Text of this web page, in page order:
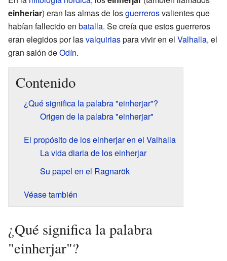
einheriar) eran las almas de losguerrerosvalientes que
habían fallecido en batalla. Se creía que estos guerreros
eran elegidos por lasvalquiriaspara vivir en el Valhalla, el
gran salón deOdín.
Contenido
¿Qué significa la palabra "einherjar"?
Origen de la palabra "einherjar"
El propósito de los einherjar en el Valhalla
La vida diaria de los einherjar
Su papel en el Ragnarök
Véase también
¿Qué significa la palabra
"einherjar"?